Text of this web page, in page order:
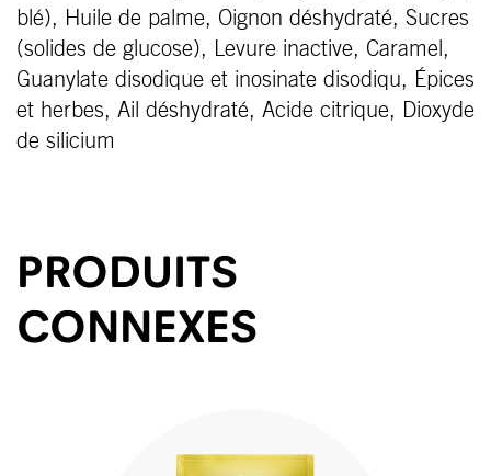
blé), Huile de palme, Oignon déshydraté, Sucres
(solides de glucose), Levure inactive, Caramel,
Guanylate disodique et inosinate disodiqu, Épices
et herbes, Ail déshydraté, Acide citrique, Dioxyde
de silicium
PRODUITS
CONNEXES